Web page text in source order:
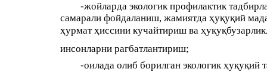
-жойларда экологик профилактик
самарали фойдаланиш, жамиятда ҳуқуқий
ҳурмат ҳиссини кучайтириш ва
инсонларни рагбатлантириш;
-оилада олиб борилган экологик ҳуқуқий